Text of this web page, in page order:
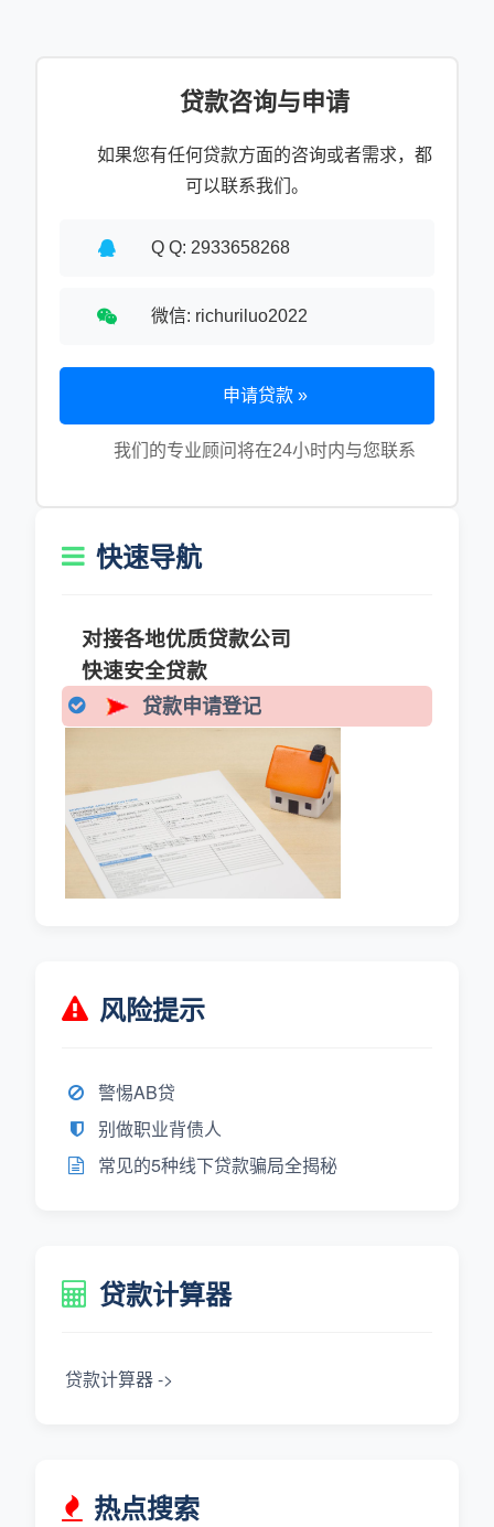
贷款咨询与申请
如果您有任何贷款方面的咨询或者需求，都
可以联系我们。
Q Q: 2933658268
微信: richuriluo2022
申请贷款 »
我们的专业顾问将在24小时内与您联系
快速导航
对接各地优质贷款公司
快速安全贷款
贷款申请登记
风险提示
警惕AB贷
别做职业背债人
常见的5种线下贷款骗局全揭秘
贷款计算器
贷款计算器 ->
热点搜索